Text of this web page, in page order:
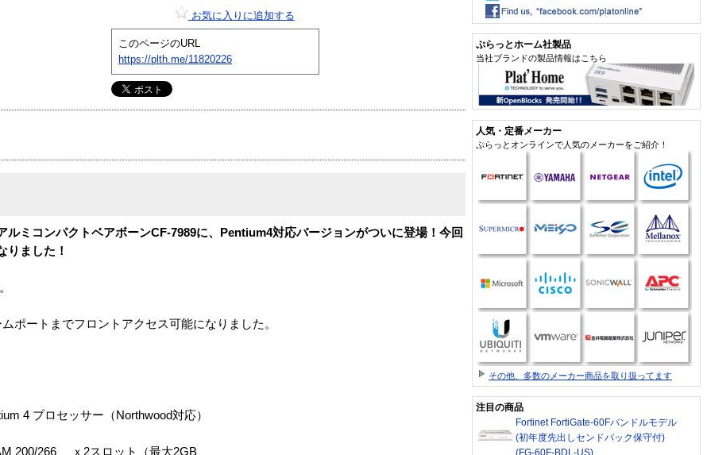
お気に入りに追加する
このページのURL
https://plth.me/11820226
ルミコンパクトベアボーンCF-7989に、Pentium4対応バージョンがついに登場！今回
りました！
ポートまでフロントアクセス可能になりました。
4 プロセッサー（Northwood対応）
200/266 ｘ2スロット（最大2GB
ぷらっとホーム社製品
当社ブランドの製品情報はこちら
人気・定番メーカー
ぷらっとオンラインで人気のメーカーをご紹介！
その他、多数のメーカー商品を取り扱ってます
注目の商品
Fortinet FortiGate-60Fバンドルモデル
(初年度先出しセンドバック保守付)
(FG-60F-BDL-US)